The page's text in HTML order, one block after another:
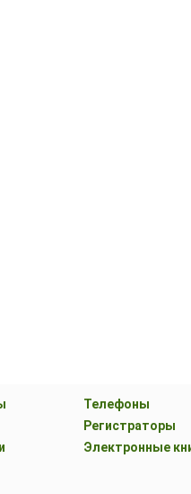
Телефоны
Регистраторы
Электронные